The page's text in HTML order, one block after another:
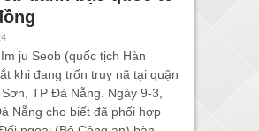
ju Seob (quốc tịch Hàn
khi đang trốn truy nã tại quận
TP Đà Nẵng. Ngày 9-3,
Nẵng cho biết đã phối hợp